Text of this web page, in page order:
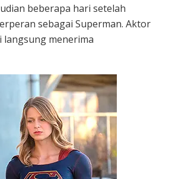
beberapa hari setelah
sebagai Superman. Aktor
langsung menerima